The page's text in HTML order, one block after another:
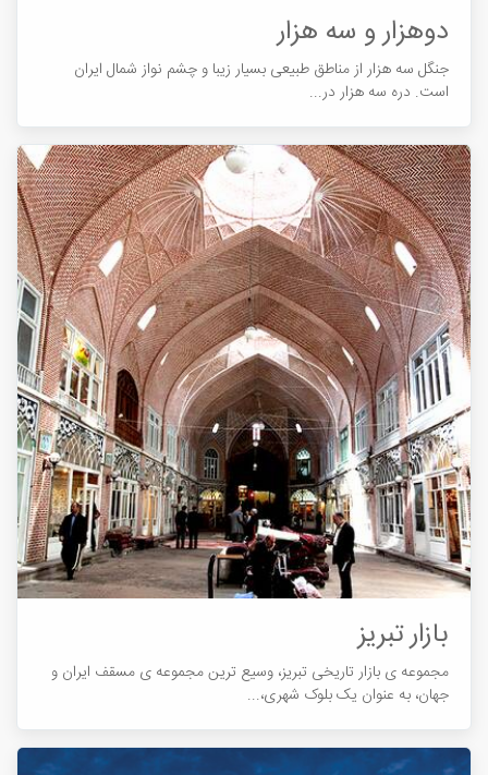
دوهزار و سه هزار
جنگل سه هزار از مناطق طبیعی بسیار زیبا و چشم نواز شمال ایران
است. دره سه هزار در...
بازار تبریز
مجموعه ی بازار تاریخی تبریز، وسیع ترین مجموعه ی مسقف ایران و
جهان، به عنوان یک بلوک شهری،...